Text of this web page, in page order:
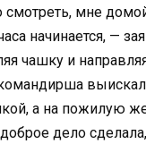
смотреть, мне
начинается, —
чашку и
а на пожилую
дело